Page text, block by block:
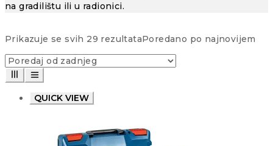
na gradilištu ili u radionici.
Prikazuje se svih 29 rezultataPoredano po najnovijem
QUICK VIEW